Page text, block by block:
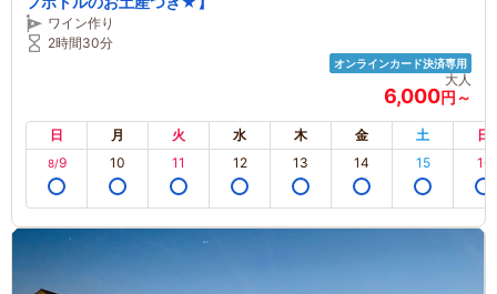
ワイン作り
2時間30分
オンラインカード決済専用
大人
6,000円～
日 月 火 水 木 金 土 日
8/9 10 11 12 13 14 15 16